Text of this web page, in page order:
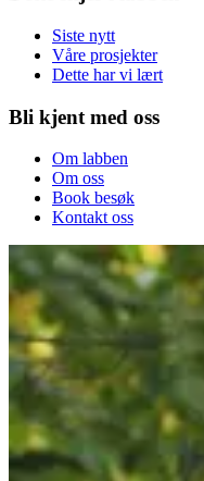
Siste nytt
Våre prosjekter
Dette har vi lært
Bli kjent med oss
Om labben
Om oss
Book besøk
Kontakt oss